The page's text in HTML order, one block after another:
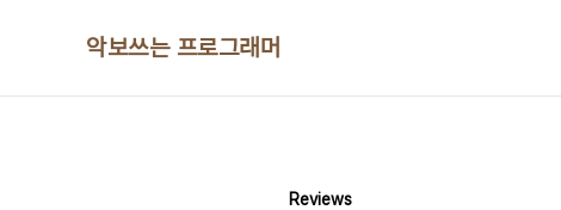
악보쓰는 프로그래머
Reviews